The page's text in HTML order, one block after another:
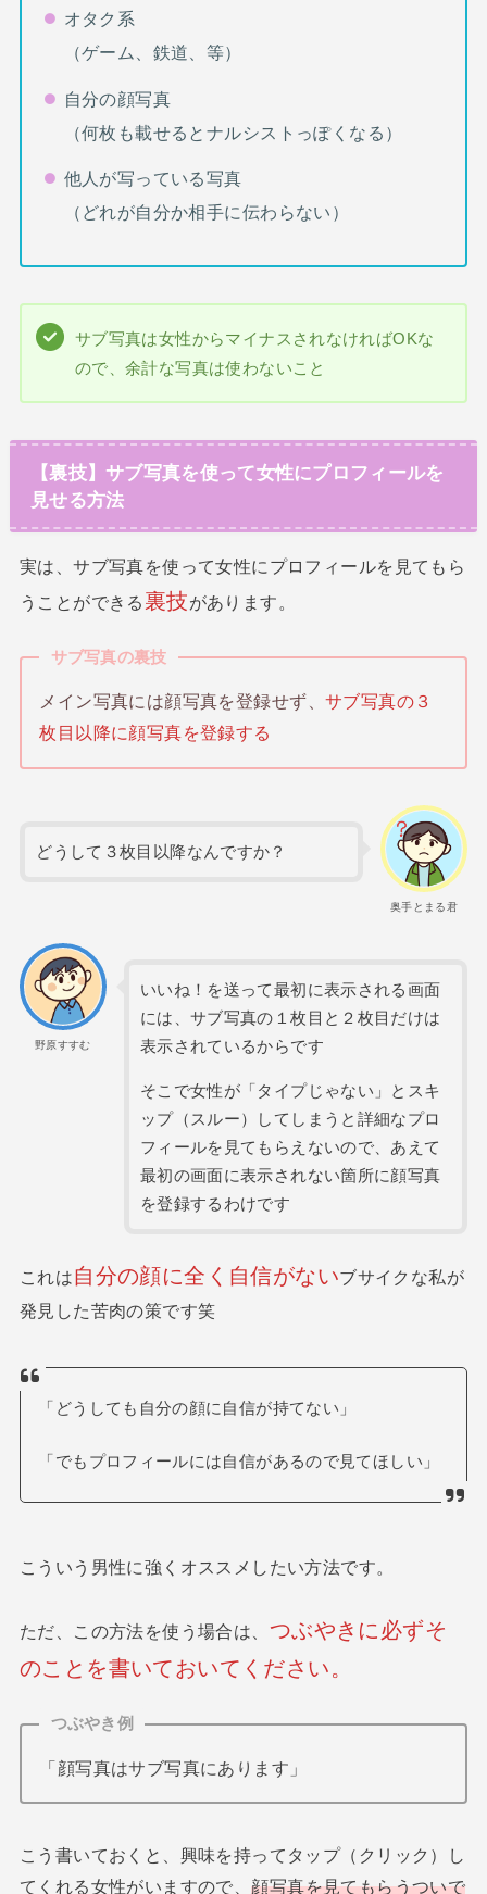
オタク系
（ゲーム、鉄道、等）
自分の顔写真
（何枚も載せるとナルシストっぽくなる）
他人が写っている写真
（どれが自分か相手に伝わらない）
サブ写真は女性からマイナスされなければOKな
ので、余計な写真は使わないこと
【裏技】サブ写真を使って女性にプロフィールを
見せる方法
実は、サブ写真を使って女性にプロフィールを見てもら
うことができる 裏技があります。
サブ写真の裏技
メイン写真には顔写真を登録せず、 サブ写真の３
枚目以降に顔写真を登録する
奥手とまる君
どうして３枚目以降なんですか？
野原すすむ
いいね！を送って最初に表示される画面
には、サブ写真の１枚目と２枚目だけは
表示されているからです
そこで女性が「タイプじゃない」とスキ
ップ（スルー）してしまうと詳細なプロ
フィールを見てもらえないので、あえて
最初の画面に表示されない箇所に顔写真
を登録するわけです
これは自分の顔に全く自信がないブサイクな私が
発見した苦肉の策です笑
「どうしても自分の顔に自信が持てない」
「でもプロフィールには自信があるので見てほしい」
こういう男性に強くオススメしたい方法です。
ただ、この方法を使う場合は、 つぶやきに必ずそ
のことを書いておいてください。
つぶやき例
「顔写真はサブ写真にあります」
こう書いておくと、興味を持ってタップ（クリック）し
てくれる女性がいますので、顔写真を見てもらうついで